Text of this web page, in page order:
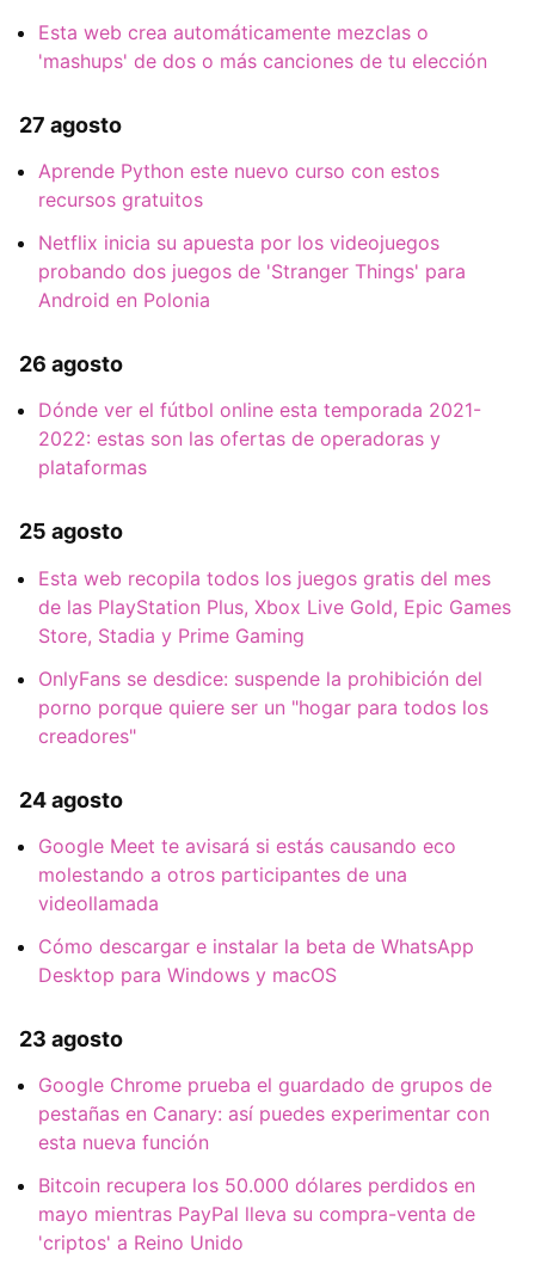
Esta web crea automáticamente mezclas o
'mashups' de dos o más canciones de tu elección
27 agosto
Aprende Python este nuevo curso con estos
recursos gratuitos
Netflix inicia su apuesta por los videojuegos
probando dos juegos de 'Stranger Things' para
Android en Polonia
26 agosto
Dónde ver el fútbol online esta temporada 2021-
2022: estas son las ofertas de operadoras y
plataformas
25 agosto
Esta web recopila todos los juegos gratis del mes
de las PlayStation Plus, Xbox Live Gold, Epic Games
Store, Stadia y Prime Gaming
OnlyFans se desdice: suspende la prohibición del
porno porque quiere ser un "hogar para todos los
creadores"
24 agosto
Google Meet te avisará si estás causando eco
molestando a otros participantes de una
videollamada
Cómo descargar e instalar la beta de WhatsApp
Desktop para Windows y macOS
23 agosto
Google Chrome prueba el guardado de grupos de
pestañas en Canary: así puedes experimentar con
esta nueva función
Bitcoin recupera los 50.000 dólares perdidos en
mayo mientras PayPal lleva su compra-venta de
'criptos' a Reino Unido